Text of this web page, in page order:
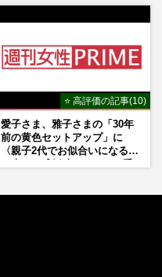
⭐ 高評価の記事(10)
愛子さま、雅子さまの「30年
前の黄色セットアップ」に
〈親子2代でお似合いになる〉